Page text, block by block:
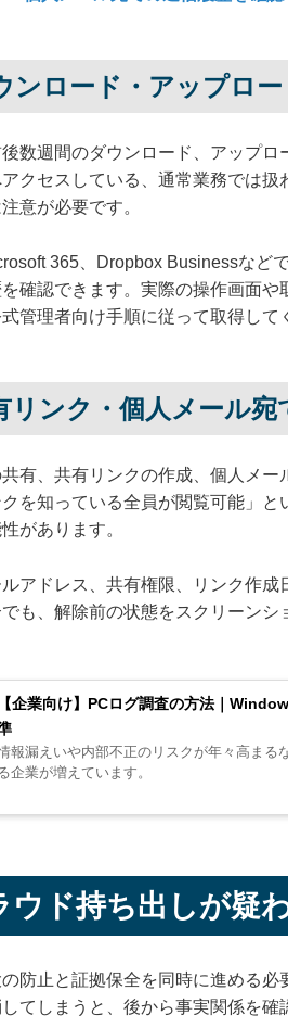
ンロード・アップロ
数週間のダウンロード、アップ
クセスしている、通常業務では
意が必要です。
365、Dropbox Businessなど
確認できます。実際の操作画面
管理者向け手順に従って取得して
リンク・個人メール
有、共有リンクの作成、個人メ
を知っている全員が閲覧可能」
があります。
アドレス、共有権限、リンク作
も、解除前の状態をスクリーン
【企業向け】PCログ調査の方法｜
報漏えいや内部不正のリスクが年々高まる
企業が増えています。
ウド持ち出しが疑
防止と証拠保全を同時に進める
てしまうと、後から事実関係を確